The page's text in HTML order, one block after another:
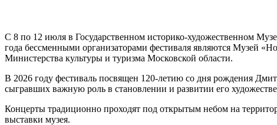
С 8 по 12 июля в Государственном историко-художественном
года бессменными организаторами фестиваля являются Музей
Министерства культуры и туризма Московской области.​
В 2026 году фестиваль посвящен 120-летию со дня рождения
сыгравших важную роль в становлении и развитии его
Концерты традиционно проходят под открытым небом на
выставки музея.